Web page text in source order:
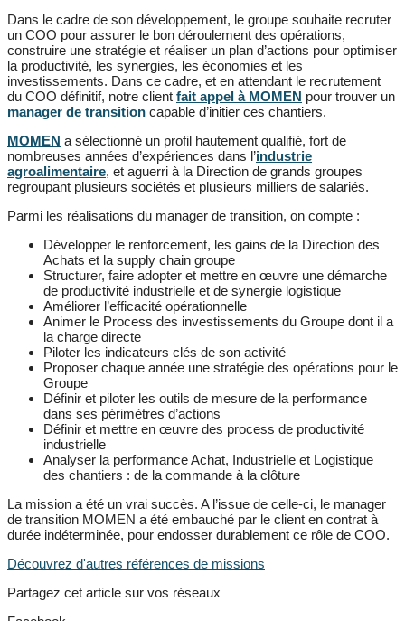
Dans le cadre de son développement, le groupe souhaite recruter
un COO pour assurer le bon déroulement des opérations,
construire une stratégie et réaliser un plan d’actions pour optimiser
la productivité, les synergies, les économies et les
investissements. Dans ce cadre, et en attendant le recrutement
du COO définitif, notre client fait appel à MOMEN pour trouver un
manager de transition capable d’initier ces chantiers.
MOMEN a sélectionné un profil hautement qualifié, fort de
nombreuses années d’expériences dans l’industrie
agroalimentaire, et aguerri à la Direction de grands groupes
regroupant plusieurs sociétés et plusieurs milliers de salariés.
Parmi les réalisations du manager de transition, on compte :
Développer le renforcement, les gains de la Direction des
Achats et la supply chain groupe
Structurer, faire adopter et mettre en œuvre une démarche
de productivité industrielle et de synergie logistique
Améliorer l’efficacité opérationnelle
Animer le Process des investissements du Groupe dont il a
la charge directe
Piloter les indicateurs clés de son activité
Proposer chaque année une stratégie des opérations pour le
Groupe
Définir et piloter les outils de mesure de la performance
dans ses périmètres d’actions
Définir et mettre en œuvre des process de productivité
industrielle
Analyser la performance Achat, Industrielle et Logistique
des chantiers : de la commande à la clôture
La mission a été un vrai succès. A l’issue de celle-ci, le manager
de transition MOMEN a été embauché par le client en contrat à
durée indéterminée, pour endosser durablement ce rôle de COO.
Découvrez d'autres références de missions
Partagez cet article sur vos réseaux